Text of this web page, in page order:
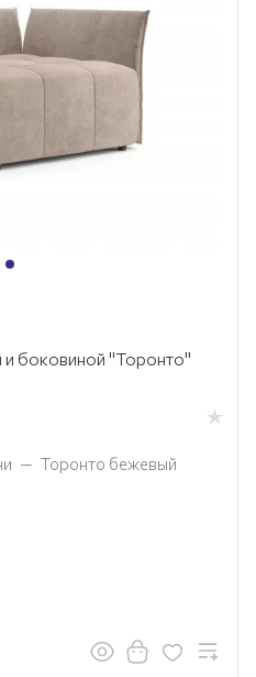
боковиной "Торонто"
— Торонто бежевый